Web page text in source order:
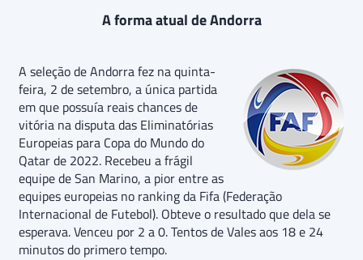
A forma atual de Andorra
A seleção de Andorra fez na quinta-
feira, 2 de setembro, a única partida
em que possuía reais chances de
vitória na disputa das Eliminatórias
Europeias para Copa do Mundo do
Qatar de 2022. Recebeu a frágil
equipe de San Marino, a pior entre as
equipes europeias no ranking da Fifa (Federação
Internacional de Futebol). Obteve o resultado que dela se
esperava. Venceu por 2 a 0. Tentos de Vales aos 18 e 24
minutos do primero tempo.